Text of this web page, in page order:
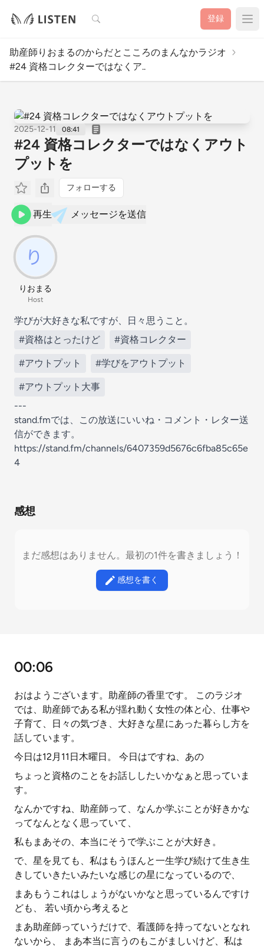
検索 登録
助産師りおまるのからだとこころのまんなかラジオ
#24 資格コレクターではなくア..
2025-12-11 08:41
#24 資格コレクターではなくアウト
プットを
フォローする
再生 メッセージを送信
りおまる
Host
学びが大好きな私ですが、日々思うこと。
#資格はとったけど
#資格コレクター
#アウトプット #学びをアウトプット
#アウトプット大事
---
stand.fmでは、この放送にいいね・コメント・レター送
信ができます。
https://stand.fm/channels/6407359d5676c6fba85c65e
4
感想
まだ感想はありません。最初の1件を書きましょう！
感想を書く
00:06
おはようございます。助産師の香里です。 このラジオ
では、助産師である私が揺れ動く女性の体と心、仕事や
子育て、日々の気づき、大好きな星にあった暮らし方を
話しています。
今日は12月11日木曜日。 今日はですね、あの
ちょっと資格のことをお話ししたいかなぁと思っていま
す。
なんかですね、助産師って、なんか学ぶことが好きかな
ってなんとなく思っていて、
私もまあその、本当にそうで学ぶことが大好き。
で、星を見ても、私はもうほんと一生学び続けて生き生
きしていきたいみたいな感じの星になっているので、
まあもうこれはしょうがないかなと思っているんですけ
ども、 若い頃から考えると
まあ助産師っていうだけで、看護師を持ってないとなれ
ないから、 まあ本当に言うのもこがましいけど、私は